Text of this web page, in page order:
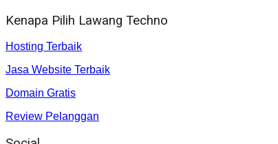
Kenapa Pilih Lawang Techno
Hosting Terbaik
Jasa Website Terbaik
Domain Gratis
Review Pelanggan